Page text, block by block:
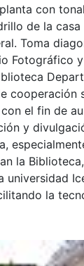
con
de la
Toma
Fotográfico
cooperación
el fin de
y
la
universidad
la